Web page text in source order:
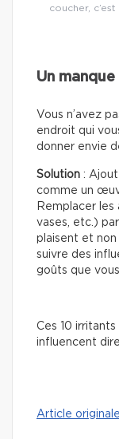
coucher,
Un
Vous n’avez
endroit qui
donner envie
Solution :
comme un
Remplacer les
vases, etc.)
plaisent et
suivre des
goûts que
Ces 10 irritants
influencent
Article